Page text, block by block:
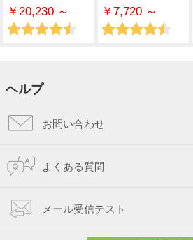
￥20,230 ～ ￥7,720 ～
ヘルプ
お問い合わせ
よくある質問
メール受信テスト